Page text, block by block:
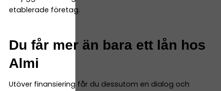
etablerade företag.
Du får mer än bara ett lån hos
Almi
Utöver finansiering får du dessutom en dialog och